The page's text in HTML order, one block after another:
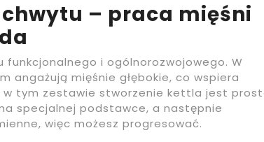
– praca mięśni
i ogólnorozwojowego. W
angażują mięśnie głębokie, co wspiera
w tym zestawie stworzenie kettla jest
specjalnej podstawce, a następnie
więc możesz progresować.